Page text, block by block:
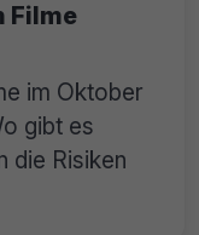
Filme
im Oktober
gibt es
die Risiken